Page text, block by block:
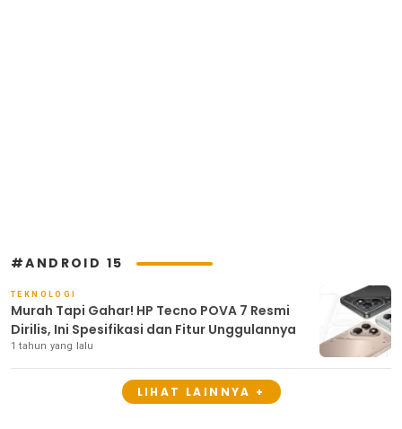
#ANDROID 15
TEKNOLOGI
Murah Tapi Gahar! HP Tecno POVA 7 Resmi
Dirilis, Ini Spesifikasi dan Fitur Unggulannya
1 tahun yang lalu
LIHAT LAINNYA +